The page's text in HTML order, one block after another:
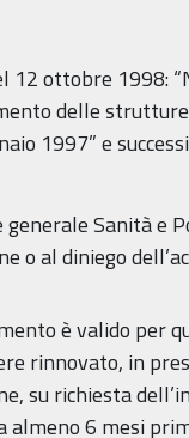
12 ottobre 1998:
delle
1997” e
Sanità e
o al diniego
è valido per
rinnovato, in
su richiesta
almeno 6 mesi